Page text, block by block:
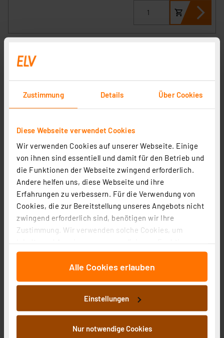
Zustimmung Details Über Cookies
Diese Webseite verwendet Cookies
Wir verwenden Cookies auf unserer Webseite. Einige
von ihnen sind essentiell und damit für den Betrieb und
die Funktionen der Webseite zwingend erforderlich.
Andere helfen uns, diese Webseite und ihre
Erfahrungen zu verbessern. Für die Verwendung von
Cookies, die zur Bereitstellung unseres Angebots nicht
zwingend erforderlich sind, benötigen wir Ihre
Zustimmung. Wir verwenden solche Cookies, um
für soziale Medien anbieten zu können und die Zugriffe
auf unsere Website zu analysieren. Außerdem geben
an unsere Partner für soziale Medien, Werbung und
Analysen weiter. Unsere Partner führen diese
Informationen möglicherweise mit weiteren Daten
zusammen, die Sie ihnen bereitgestellt haben oder die
Alle Cookies erlauben
Einstellungen
Nur notwendige Cookies
LUXULA Tischleuchte JAR, LX100187, schwarz
2 3 4 5 (1)
zzgl. MwSt.